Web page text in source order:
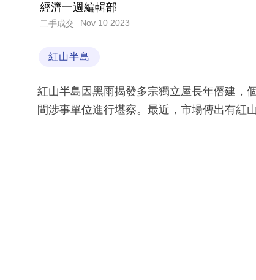
經濟一週編輯部
二手成交 Nov 10 2023
紅山半島
紅山半島因黑雨揭發多宗獨立屋長年僭建，
間涉事單位進行堪察。最近，市場傳出有紅